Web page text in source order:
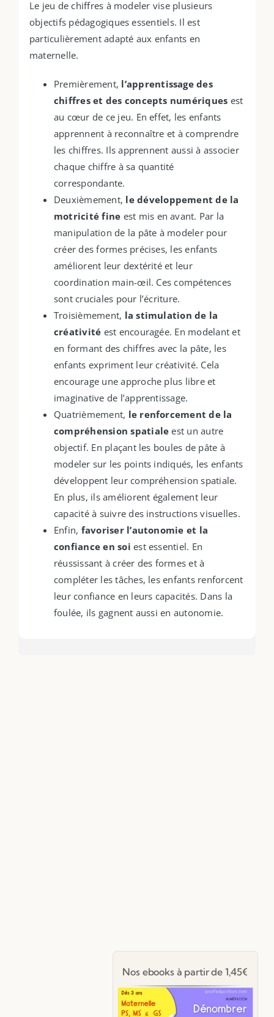
Le jeu de chiffres à modeler vise plusieurs
objectifs pédagogiques essentiels. Il est
particulièrement adapté aux enfants en
maternelle.
Premièrement, l’apprentissage des
chiffres et des concepts numériques est
au cœur de ce jeu. En effet, les enfants
apprennent à reconnaître et à comprendre
les chiffres. Ils apprennent aussi à associer
chaque chiffre à sa quantité
correspondante.
Deuxièmement, le développement de la
motricité fine est mis en avant. Par la
manipulation de la pâte à modeler pour
créer des formes précises, les enfants
améliorent leur dextérité et leur
coordination main-œil. Ces compétences
sont cruciales pour l’écriture.
Troisièmement, la stimulation de la
créativité est encouragée. En modelant et
en formant des chiffres avec la pâte, les
enfants expriment leur créativité. Cela
encourage une approche plus libre et
imaginative de l’apprentissage.
Quatrièmement, le renforcement de la
compréhension spatiale est un autre
objectif. En plaçant les boules de pâte à
modeler sur les points indiqués, les enfants
développent leur compréhension spatiale.
En plus, ils améliorent également leur
capacité à suivre des instructions visuelles.
Enfin, favoriser l’autonomie et la
confiance en soi est essentiel. En
réussissant à créer des formes et à
compléter les tâches, les enfants renforcent
leur confiance en leurs capacités. Dans la
foulée, ils gagnent aussi en autonomie.
Nos ebooks à partir de 1,45€